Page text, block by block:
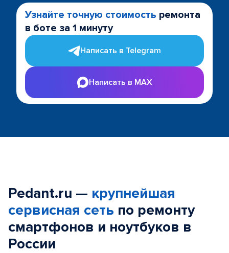
Узнайте точную стоимость ремонта
в боте за 1 минуту
Написать в Telegram
Написать в MAX
Pedant.ru — крупнейшая
сервисная сеть по ремонту
смартфонов и ноутбуков в
России